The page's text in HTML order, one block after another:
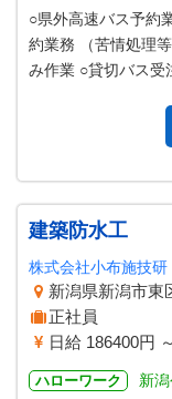
○県外高速バス予約
約業務 （苦情処理
み作業 ○貸切バス受
建築防水工
株式会社小布施技研
新潟県新潟市東
正社員
日給 186400円
ハローワーク 新